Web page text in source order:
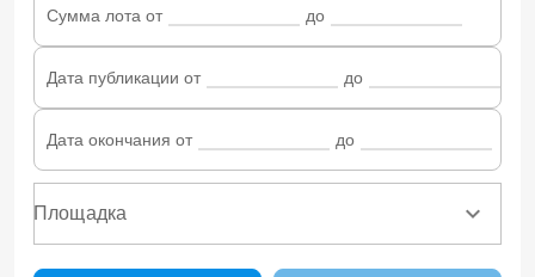
Сумма лота от до
Дата публикации от до
Дата окончания от до